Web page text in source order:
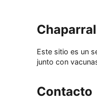
Este sitio es un
junto con
Contacto